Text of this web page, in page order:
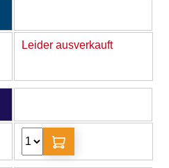
Leider ausverkauft